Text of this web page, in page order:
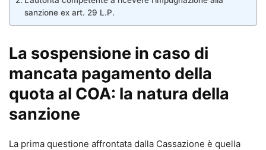
sanzione ex art. 29 L.P.
La sospensione in caso di
mancata pagamento della
quota al COA: la natura della
sanzione
La prima questione affrontata dalla Cassazione è quella